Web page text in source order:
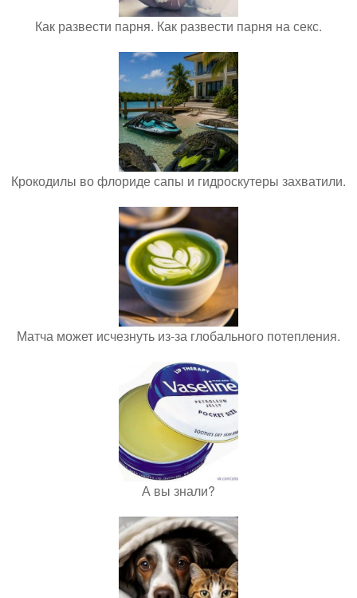
Как развести парня. Как развести парня на секс.
Крокодилы во флориде сапы и гидроскутеры захватили.
Матча может исчезнуть из-за глобального потепления.
А вы знали?